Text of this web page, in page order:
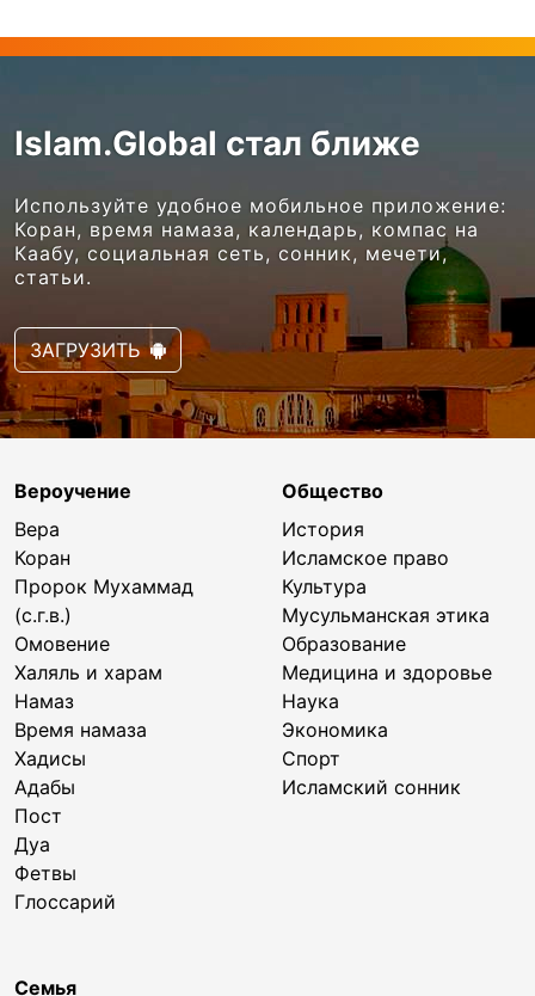
Islam.Global стал ближе
Используйте удобное мобильное приложение:
Коран, время намаза, календарь, компас на
Каабу, социальная сеть, сонник, мечети,
статьи.
ЗАГРУЗИТЬ
Вероучение
Вера
Коран
Пророк Мухаммад
(с.г.в.)
Омовение
Халяль и харам
Намаз
Время намаза
Хадисы
Адабы
Пост
Дуа
Фетвы
Глоссарий
Общество
История
Исламское право
Культура
Мусульманская этика
Образование
Медицина и здоровье
Наука
Экономика
Спорт
Исламский сонник
Семья